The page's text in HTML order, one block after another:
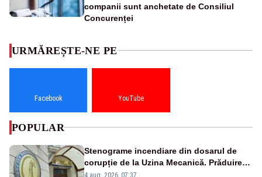
companii sunt anchetate de Consiliul
Concurenței
URMĂREȘTE-NE PE
Facebook YouTube
POPULAR
Stenograme incendiare din dosarul de
corupție de la Uzina Mecanică. Prăduirea
banilor din programul SAFE, interceptată
4 aug. 2026, 07:37